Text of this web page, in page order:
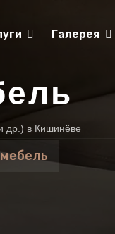
Галерея
др.) в Кишинёве